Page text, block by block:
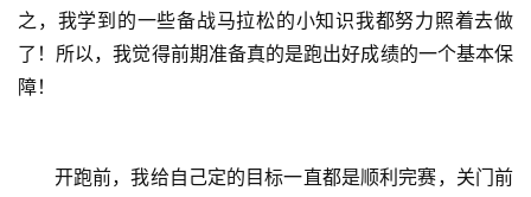
之，我学到的一些备战马拉松的小知识我都努力照着去做
了！所以，我觉得前期准备真的是跑出好成绩的一个基本保
障！
开跑前，我给自己定的目标一直都是顺利完赛，关门前